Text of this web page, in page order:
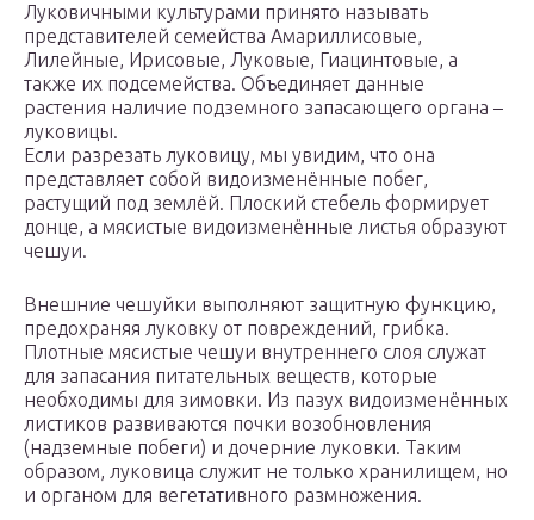
Луковичными культурами принято называть
представителей семейства Амариллисовые,
Лилейные, Ирисовые, Луковые, Гиацинтовые, а
также их подсемейства. Объединяет данные
растения наличие подземного запасающего органа –
луковицы.
Если разрезать луковицу, мы увидим, что она
представляет собой видоизменённые побег,
растущий под землёй. Плоский стебель формирует
донце, а мясистые видоизменённые листья образуют
чешуи.
Внешние чешуйки выполняют защитную функцию,
предохраняя луковку от повреждений, грибка.
Плотные мясистые чешуи внутреннего слоя служат
для запасания питательных веществ, которые
необходимы для зимовки. Из пазух видоизменённых
листиков развиваются почки возобновления
(надземные побеги) и дочерние луковки. Таким
образом, луковица служит не только хранилищем, но
и органом для вегетативного размножения.